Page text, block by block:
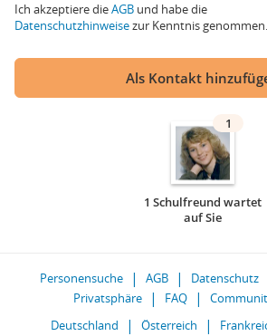
Ich akzeptiere dieAGB und habe die
Datenschutzhinweisezur Kenntnis genommen.
Als Kontakt
1
1 Schulfreund wartet
auf Sie
Personensuche AGB Datenschutz
Privatsphäre
FAQ
Deutschland
Österreich